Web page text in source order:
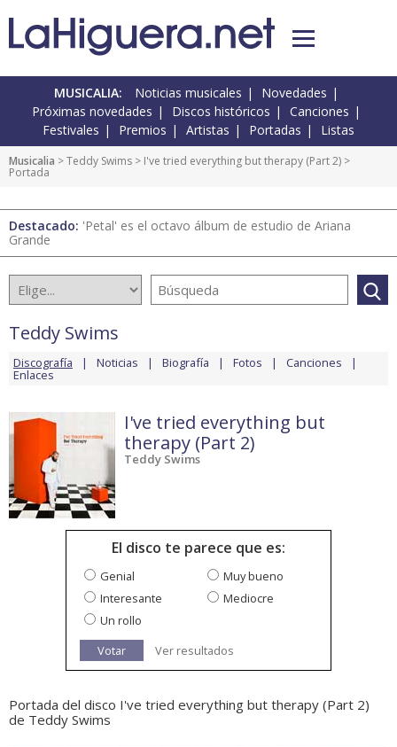
MUSICALIA: Noticias musicales
Novedades
Próximas novedades
Discos históricos
Canciones
Festivales
Premios Artistas Portadas Listas
Musicalia >Teddy Swims > I've tried everything but therapy (Part 2) >
Portada
Destacado: 'Petal' es el octavo álbum de estudio de Ariana
Grande
Teddy Swims
Discografía Noticias Biografía Fotos Canciones
Enlaces
I've tried everything but
therapy (Part 2)
Teddy Swims
El disco te parece que es:
Genial
Muy bueno
Interesante
Mediocre
Un rollo
Votar
Ver resultados
Portada del disco I've tried everything but therapy (Part 2)
de Teddy Swims